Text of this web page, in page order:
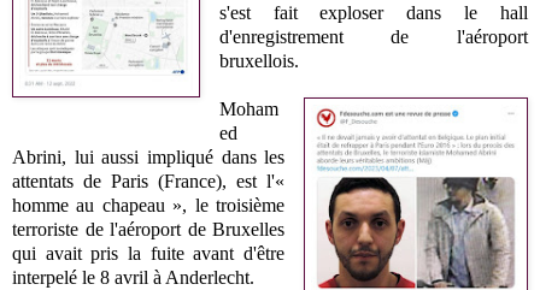
s'est fait exploser dans le hall
d'enregistrement de l'aéroport
bruxellois.
Moham
ed
Abrini, lui aussi impliqué dans les
attentats de Paris (France), est l'«
homme au chapeau », le troisième
terroriste de l'aéroport de Bruxelles
qui avait pris la fuite avant d'être
interpelé le 8 avril à Anderlecht.